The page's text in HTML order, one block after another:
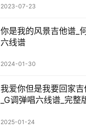
2023-07-23
你是我的风景吉他谱_
六线谱
2024-01-30
我爱你但是我要回家吉
_G调弹唱六线谱_完整
2025-01-24